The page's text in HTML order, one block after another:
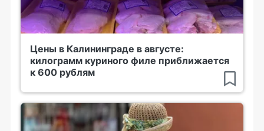
Цены в Калининграде в августе:
килограмм куриного филе приближается
к 600 рублям